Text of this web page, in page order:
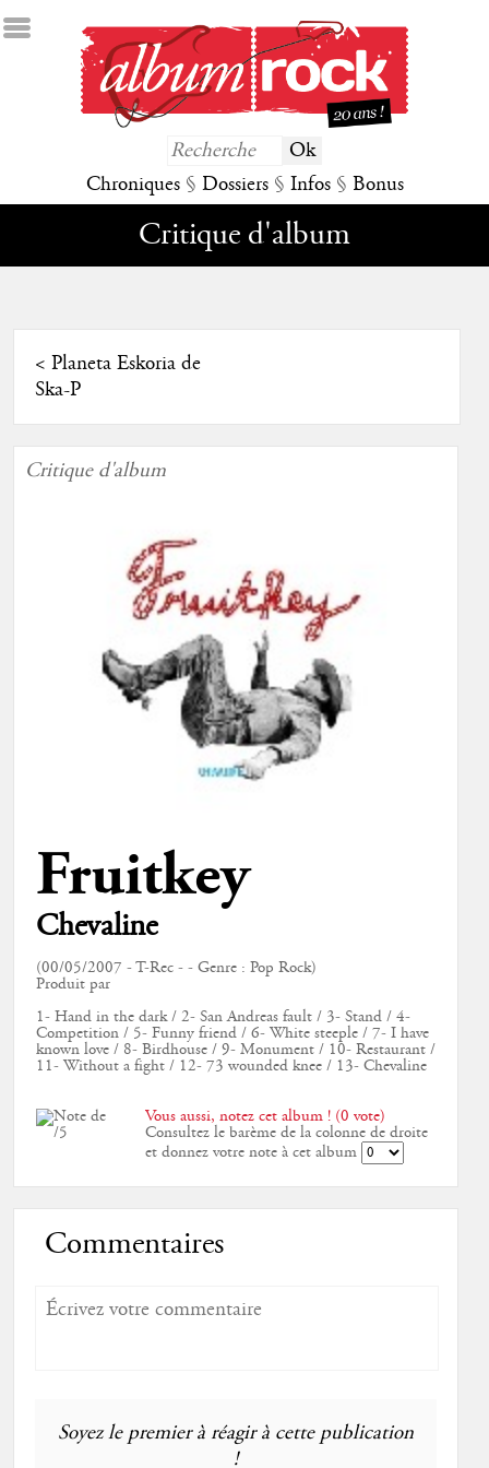
Chroniques § Dossiers § Infos § Bonus
Critique d'album
< Planeta Eskoria de
Ska-P
Critique d'album
Fruitkey
Chevaline
(00/05/2007 - T-Rec - - Genre : Pop Rock)
Produit par
1- Hand in the dark / 2- San Andreas fault / 3- Stand / 4-
Competition / 5- Funny friend / 6- White steeple / 7- I have
known love / 8- Birdhouse / 9- Monument / 10- Restaurant /
11- Without a fight / 12- 73 wounded knee / 13- Chevaline
Vous aussi, notez cet album ! (0 vote)
Consultez le barème de la colonne de droite
et donnez votre note à cet album
Commentaires
Soyez le premier à réagir à cette publication
!